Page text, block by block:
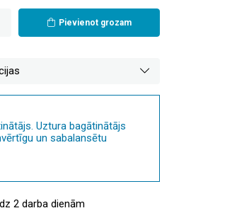
Pievienot grozam
Uztura bagātinātājs
un sabalansētu
2 darba dienām